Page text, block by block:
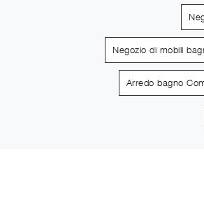
Negozio di mobili
Arredo bagno